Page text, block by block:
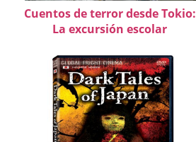
Cuentos de terror desde Tokio:
La excursión escolar